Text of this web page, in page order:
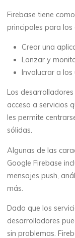
Firebase tiene
principales para los
Crear una
Lanzar y
Involucrar a los
Los
acceso a servicios
les permite
sólidas.
Algunas de las
Google Firebase
mensajes push,
más.
Dado que los
desarrolladores
sin problemas.